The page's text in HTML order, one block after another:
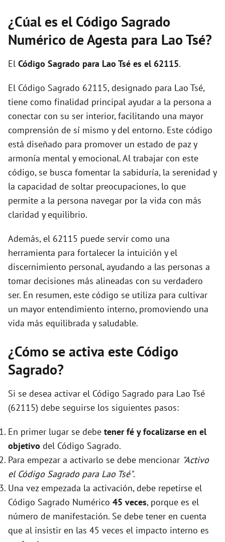
V
i
d
e
o
¿Cúal es el Código Sagrado
Numérico de Agesta para Lao Tsé?
El Código Sagrado para Lao Tsé es el 62115.
El Código Sagrado 62115, designado para Lao Tsé,
tiene como finalidad principal ayudar a la persona a
conectar con su ser interior, facilitando una mayor
comprensión de sí mismo y del entorno. Este código
está diseñado para promover un estado de paz y
armonía mental y emocional. Al trabajar con este
código, se busca fomentar la sabiduría, la serenidad y
la capacidad de soltar preocupaciones, lo que
permite a la persona navegar por la vida con más
claridad y equilibrio.
Además, el 62115 puede servir como una
herramienta para fortalecer la intuición y el
discernimiento personal, ayudando a las personas a
tomar decisiones más alineadas con su verdadero
ser. En resumen, este código se utiliza para cultivar
un mayor entendimiento interno, promoviendo una
vida más equilibrada y saludable.
¿Cómo se activa este Código
Sagrado?
Si se desea activar el Código Sagrado para Lao Tsé
(62115) debe seguirse los siguientes pasos:
En primer lugar se debe tener fé y focalizarse en el
objetivo del Código Sagrado.
Para empezar a activarlo se debe mencionar "Activo
el Código Sagrado para Lao Tsé".
Una vez empezada la activación, debe repetirse el
Código Sagrado Numérico 45 veces, porque es el
número de manifestación. Se debe tener en cuenta
que al insistir en las 45 veces el impacto interno es